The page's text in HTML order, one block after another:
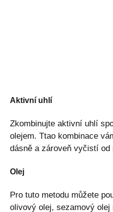
Aktivní uhlí
Zkombinujte aktivní uhlí
olejem. Ttao kombinace
dásně a zároveň vyčistí
Olej
Pro tuto metodu ​​můžete
olivový olej, sezamový